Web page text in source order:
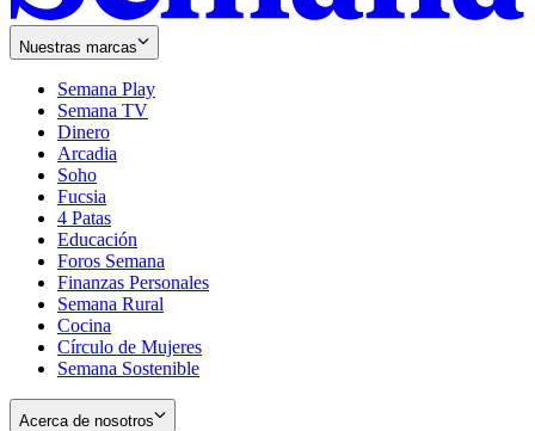
Nuestras marcas
Semana Play
Semana TV
Dinero
Arcadia
Soho
in
new
window
Fucsia
in
new
window
4 Patas
Educación
Foros Semana
Finanzas Personales
Semana Rural
Cocina
Círculo de Mujeres
Semana Sostenible
Acerca de nosotros